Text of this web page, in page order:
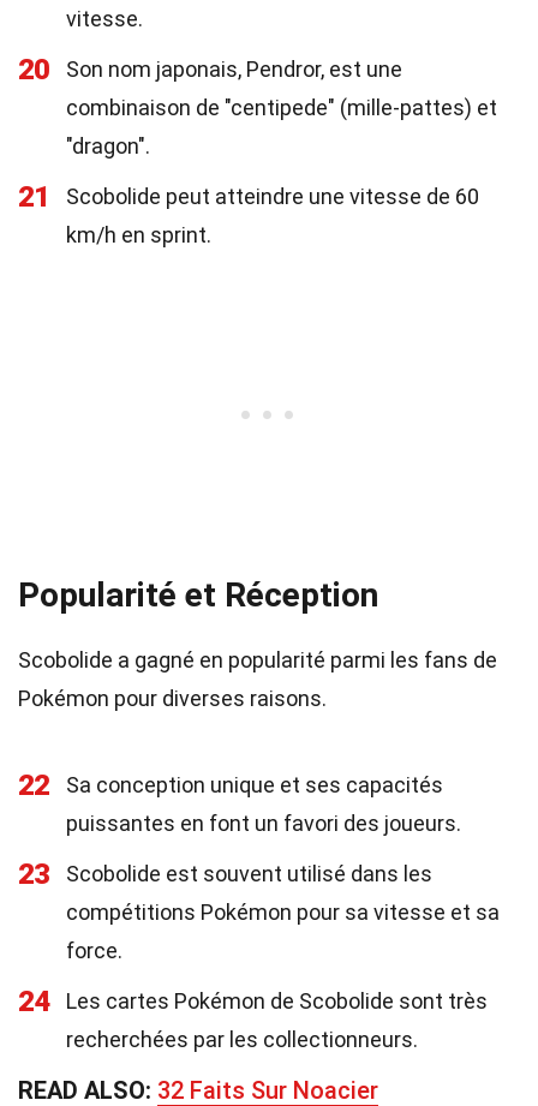
vitesse.
20
Son nom japonais, Pendror, est une
combinaison de "centipede" (mille-pattes) et
"dragon".
21
Scobolide peut atteindre une vitesse de 60
km/h en sprint.
Popularité et Réception
Scobolide a gagné en popularité parmi les fans de
Pokémon pour diverses raisons.
22
Sa conception unique et ses capacités
puissantes en font un favori des joueurs.
23
Scobolide est souvent utilisé dans les
compétitions Pokémon pour sa vitesse et sa
force.
24
Les cartes Pokémon de Scobolide sont très
recherchées par les collectionneurs.
READ ALSO: 32 Faits Sur Noacier